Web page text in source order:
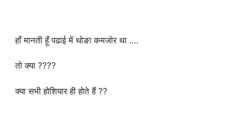
हाँ मानती हूँ पढाई में थोङा कमजोर था ….
तो क्या ????
क्या सभी होशियार ही होते हैं ??